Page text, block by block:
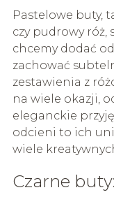
Pastelowe buty,
czy pudrowy róż,
chcemy dodać
zachować
zestawienia z
na wiele okazji,
eleganckie
odcieni to ich
wiele
Czarne